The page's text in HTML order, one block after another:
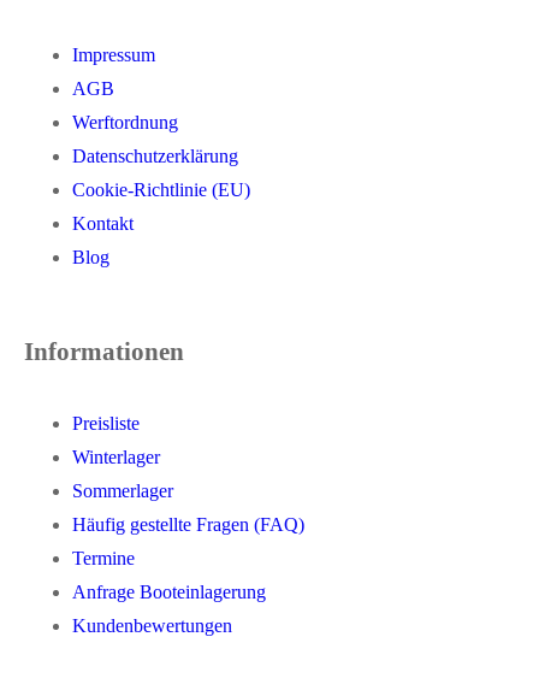
Impressum
AGB
Werftordnung
Datenschutzerklärung
Cookie-Richtlinie (EU)
Kontakt
Blog
Informationen
Preisliste
Winterlager
Sommerlager
Häufig gestellte Fragen (FAQ)
Termine
Anfrage Booteinlagerung
Kundenbewertungen